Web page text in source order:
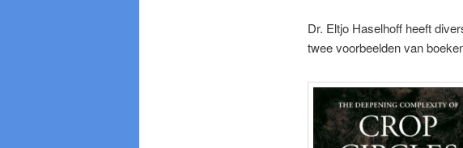
Dr. Eltjo Haselhoff heeft
twee voorbeelden van